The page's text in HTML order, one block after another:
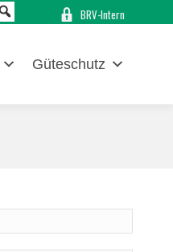
BRV-Intern
Güteschutz